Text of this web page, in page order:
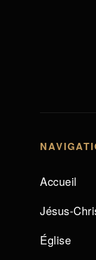
Accueil
Jésus-
Église